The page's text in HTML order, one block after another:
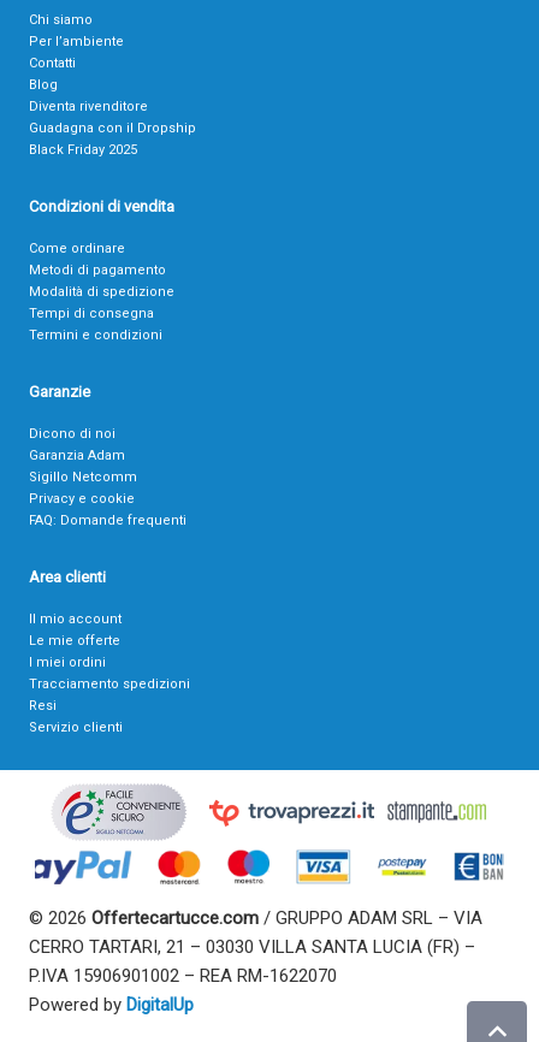
Chi siamo
Per l’ambiente
Contatti
Blog
Diventa rivenditore
Guadagna con il Dropship
Black Friday 2025
Condizioni di vendita
Come ordinare
Metodi di pagamento
Modalità di spedizione
Tempi di consegna
Termini e condizioni
Garanzie
Dicono di noi
Garanzia Adam
Sigillo Netcomm
Privacy e cookie
FAQ: Domande frequenti
Area clienti
Il mio account
Le mie offerte
I miei ordini
Tracciamento spedizioni
Resi
Servizio clienti
© 2026 Offertecartucce.com / GRUPPO ADAM SRL – VIA
CERRO TARTARI, 21 – 03030 VILLA SANTA LUCIA (FR) –
P.IVA 15906901002 – REA RM-1622070
Powered by DigitalUp